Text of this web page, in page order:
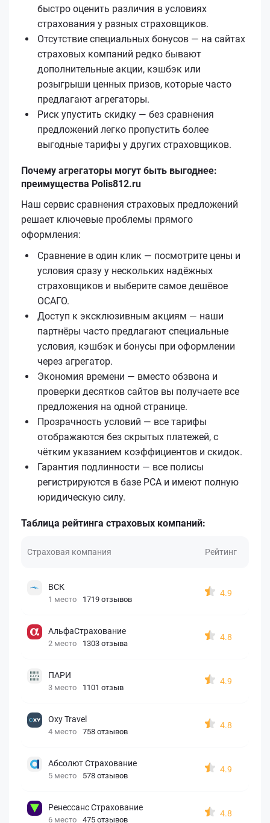
быстро оценить различия в условиях
страхования у разных страховщиков.
Отсутствие специальных бонусов — на сайтах
страховых компаний редко бывают
дополнительные акции, кэшбэк или
розыгрыши ценных призов, которые часто
предлагают агрегаторы.
Риск упустить скидку — без сравнения
предложений легко пропустить более
выгодные тарифы у других страховщиков.
Почему агрегаторы могут быть выгоднее:
преимущества Polis812.ru
Наш сервис сравнения страховых предложений
решает ключевые проблемы прямого
оформления:
Сравнение в один клик — посмотрите цены и
условия сразу у нескольких надёжных
страховщиков и выберите самое дешёвое
ОСАГО.
Доступ к эксклюзивным акциям — наши
партнёры часто предлагают специальные
условия, кэшбэк и бонусы при оформлении
через агрегатор.
Экономия времени — вместо обзвона и
проверки десятков сайтов вы получаете все
предложения на одной странице.
Прозрачность условий — все тарифы
отображаются без скрытых платежей, с
чётким указанием коэффициентов и скидок.
Гарантия подлинности — все полисы
регистрируются в базе РСА и имеют полную
юридическую силу.
Таблица рейтинга страховых компаний:
Страховая компания Рейтинг
ВСК
1 место 1719 отзывов
4.9
АльфаСтрахование
2 место 1303 отзыва
4.8
ПАРИ
3 место 1101 отзыв
4.9
Oxy Travel
4 место 758 отзывов
4.8
Абсолют Страхование
5 место 578 отзывов
4.9
Ренессанс Страхование
6 место 475 отзывов
4.8